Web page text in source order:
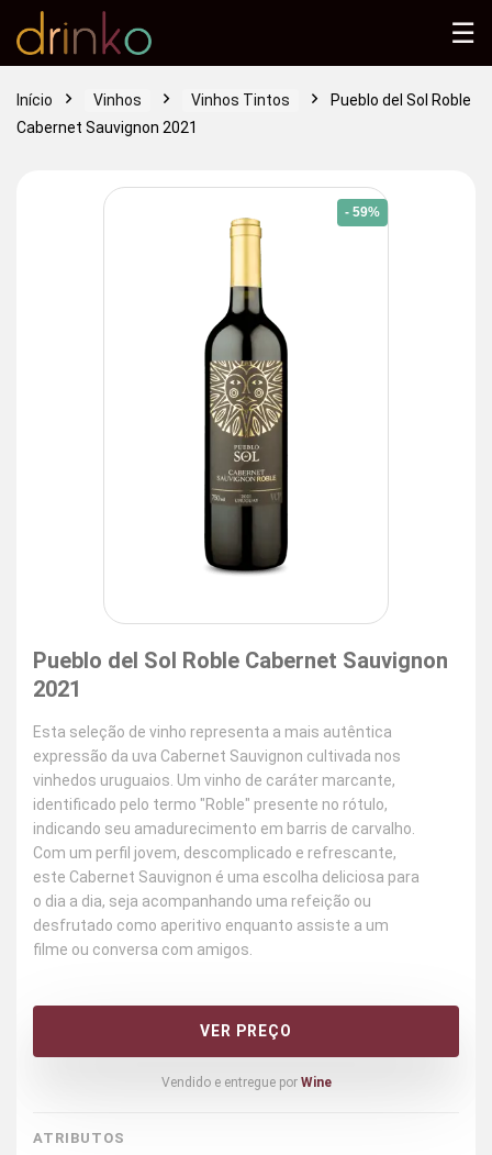
Início Vinhos Vinhos Tintos
Pueblo del Sol Roble
Cabernet Sauvignon 2021
- 59%
Pueblo del Sol Roble Cabernet Sauvignon
2021
Esta seleção de vinho representa a mais autêntica
expressão da uva Cabernet Sauvignon cultivada nos
vinhedos uruguaios. Um vinho de caráter marcante,
identificado pelo termo "Roble" presente no rótulo,
indicando seu amadurecimento em barris de carvalho.
Com um perfil jovem, descomplicado e refrescante,
este Cabernet Sauvignon é uma escolha deliciosa para
o dia a dia, seja acompanhando uma refeição ou
desfrutado como aperitivo enquanto assiste a um
filme ou conversa com amigos.
VER PREÇO
Vendido e entregue por Wine
ATRIBUTOS
☰